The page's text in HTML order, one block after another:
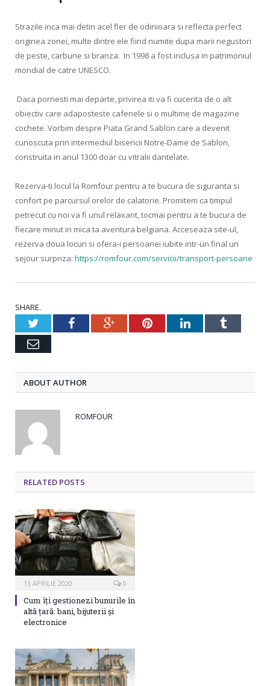
Strazile inca mai detin acel fler de odinioara si reflecta perfect
originea zonei, multe dintre ele fiind numite dupa marii negustori
de peste, carbune si branza. In 1998 a fost inclusa in patrimoniul
mondial de catre UNESCO.
Daca pornesti mai departe, privirea iti va fi cucerita de o alt
obiectiv care adaposteste cafenele si o multime de magazine
cochete. Vorbim despre Piata Grand Sablon care a devenit
cunoscuta prin intermediul bisericii Notre-Dame de Sablon,
construita in anul 1300 doar cu vitralii dantelate.
Rezerva-ti locul la Romfour pentru a te bucura de siguranta si
confort pe parcursul orelor de calatorie. Promitem ca timpul
petrecut cu noi va fi unul relaxant, tocmai pentru a te bucura de
fiecare minut in mica ta aventura belgiana. Acceseaza site-ul,
rezerva doua locuri si ofera-i persoanei iubite intr-un final un
sejour surpriza: https://romfour.com/servicii/transport-persoane
SHARE.
TwitterFacebookGoogle+PinterestLinkedInTumblr
Email
ABOUT AUTHOR
ROMFOUR
RELATED POSTS
13 APRILIE 2020 0
Cum îți gestionezi bunurile în
altă țară: bani, bijuterii și
electronice